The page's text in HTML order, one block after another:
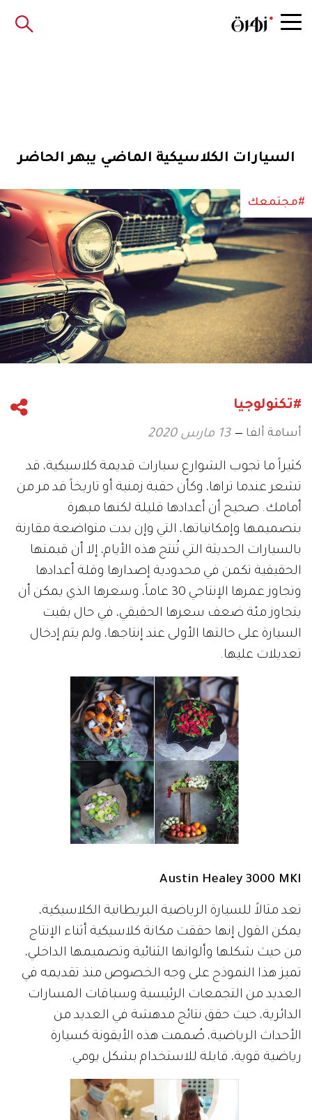
السيارات الكلاسيكية الماضي يبهر الحاضر
#مجتمعك
#تكنولوجيا
أسامة ألفا 13 مارس 2020
كثيراً ما تجوب الشوارع سيارات قديمة كلاسيكية، قد
تشعر عندما تراها، وكأن حقبة زمنية أو تاريخاً قد مر من
أمامك. صحيح أن أعدادها قليلة لكنها مبهرة
بتصميمها وإمكانياتها، التي وإن بدت متواضعة مقارنة
بالسيارات الحديثة التي تُنتج هذه الأيام، إلا أن قيمتها
الحقيقية تكمن في محدودية إصدارها وقلة أعدادها
وتجاوز عمرها الإنتاجي 30 عاماً، وسعرها الذي يمكن أن
يتجاوز مئة ضعف سعرها الحقيقي، في حال بقيت
السيارة على حالتها الأولى عند إنتاجها، ولم يتم إدخال
تعديلات عليها.
Austin Healey 3000 MKI
تعد مثالاً للسيارة الرياضية البريطانية الكلاسيكية،
يمكن القول إنها حققت مكانة كلاسيكية أثناء الإنتاج
من حيث شكلها وألوانها الثنائية وتصميمها الداخلي،
تميز هذا النموذج على وجه الخصوص منذ تقديمه في
العديد من التجمعات الرئيسية وسباقات المسارات
الدائرية، حيث حقق نتائج مدهشة في العديد من
الأحداث الرياضية، صُممت هذه الأيقونة كسيارة
رياضية قوية، قابلة للاستخدام بشكل يومي.